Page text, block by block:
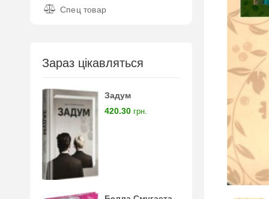
Спец товар
Зараз цікавляться
Задум
420.30 грн.